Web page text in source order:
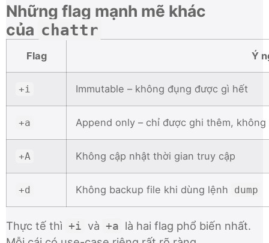
Những flag mạnh mẽ khác
của chattr
Flag Ý
+i Immutable – không đụng được gì hết
+a Append only – chỉ được ghi thêm,
+A Không cập nhật thời gian truy cập
+d Không backup file khi dùng lệnh dump
Thực tế thì +i và +a là hai flag phổ biến nhất.